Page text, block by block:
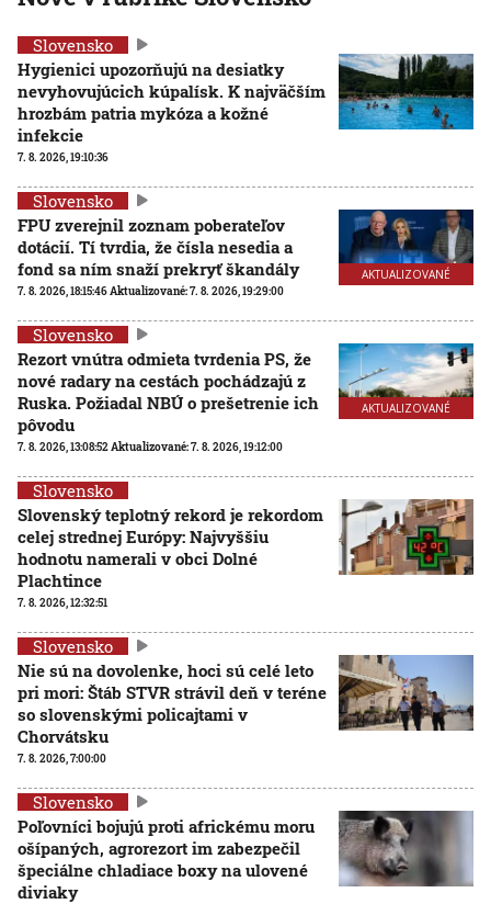
Slovensko
Hygienici upozorňujú na desiatky
nevyhovujúcich kúpalísk. K najväčším
hrozbám patria mykóza a kožné
infekcie
7. 8. 2026, 19:10:36
AKTUALIZOVANÉ
Slovensko
FPU zverejnil zoznam poberateľov
dotácií. Tí tvrdia, že čísla nesedia a
fond sa ním snaží prekryť škandály
7. 8. 2026, 18:15:46 Aktualizované:7. 8. 2026, 19:29:00
AKTUALIZOVANÉ
Slovensko
Rezort vnútra odmieta tvrdenia PS, že
nové radary na cestách pochádzajú z
Ruska. Požiadal NBÚ o prešetrenie ich
pôvodu
7. 8. 2026, 13:08:52 Aktualizované:7. 8. 2026, 19:12:00
Slovensko
Slovenský teplotný rekord je rekordom
celej strednej Európy: Najvyššiu
hodnotu namerali v obci Dolné
Plachtince
7. 8. 2026, 12:32:51
Slovensko
Nie sú na dovolenke, hoci sú celé leto
pri mori: Štáb STVR strávil deň v teréne
so slovenskými policajtami v
Chorvátsku
7. 8. 2026, 7:00:00
Slovensko
Poľovníci bojujú proti africkému moru
ošípaných, agrorezort im zabezpečil
špeciálne chladiace boxy na ulovené
diviaky